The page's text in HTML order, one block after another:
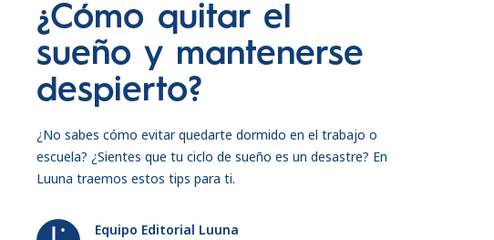
¿Cómo quitar el
sueño y mantenerse
despierto?
¿No sabes cómo evitar quedarte dormido en el trabajo o
escuela? ¿Sientes que tu ciclo de sueño es un desastre? En
Luuna traemos estos tips para ti.
Equipo Editorial Luuna